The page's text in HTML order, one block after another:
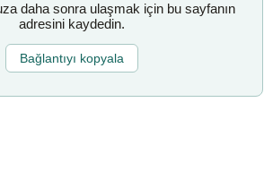
daha sonra ulaşmak için bu sayfanın
adresini kaydedin.
Bağlantıyı kopyala